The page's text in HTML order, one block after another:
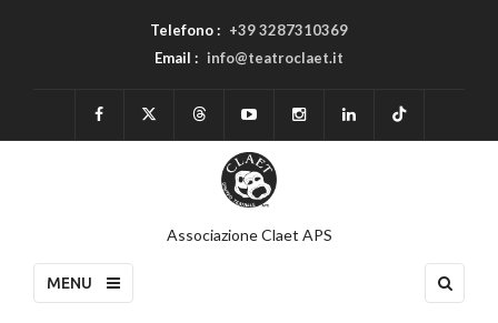
Telefono : +39 3287310369
Email : info@teatroclaet.it
Associazione Claet APS
MENU